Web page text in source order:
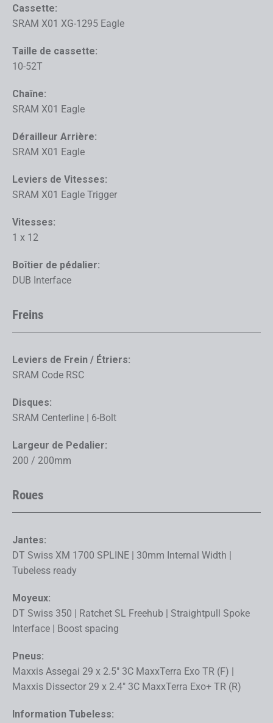
Cassette:
SRAM X01 XG-1295 Eagle
Taille de cassette:
10-52T
Chaîne:
SRAM X01 Eagle
Dérailleur Arrière:
SRAM X01 Eagle
Leviers de Vitesses:
SRAM X01 Eagle Trigger
Vitesses:
1 x 12
Boîtier de pédalier:
DUB Interface
Freins
Leviers de Frein / Étriers:
SRAM Code RSC
Disques:
SRAM Centerline | 6-Bolt
Largeur de Pedalier:
200 / 200mm
Roues
Jantes:
DT Swiss XM 1700 SPLINE | 30mm Internal Width |
Tubeless ready
Moyeux:
DT Swiss 350 | Ratchet SL Freehub | Straightpull Spoke
Interface | Boost spacing
Pneus:
Maxxis Assegai 29 x 2.5" 3C MaxxTerra Exo TR (F) |
Maxxis Dissector 29 x 2.4" 3C MaxxTerra Exo+ TR (R)
Information Tubeless: